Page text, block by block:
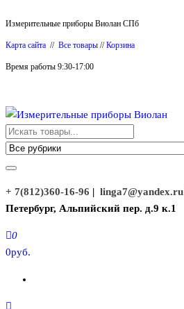
к
содержимому
Измерительные приборы Виолан СПб
Карта сайта // Все товары //Корзина
Время работы 9:30-17:00
Измерительные приборы Виолан
+ 7(812)360-16-96 | linga7@yandex.ru
Петербург, Альпийский пер. д.9 к.1
0
0руб.